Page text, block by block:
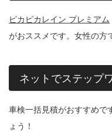
ピカピカレイン プレミアム
がおススメです。女性の方
ネットでステップ
車検一括見積がおすすめで
ょう！